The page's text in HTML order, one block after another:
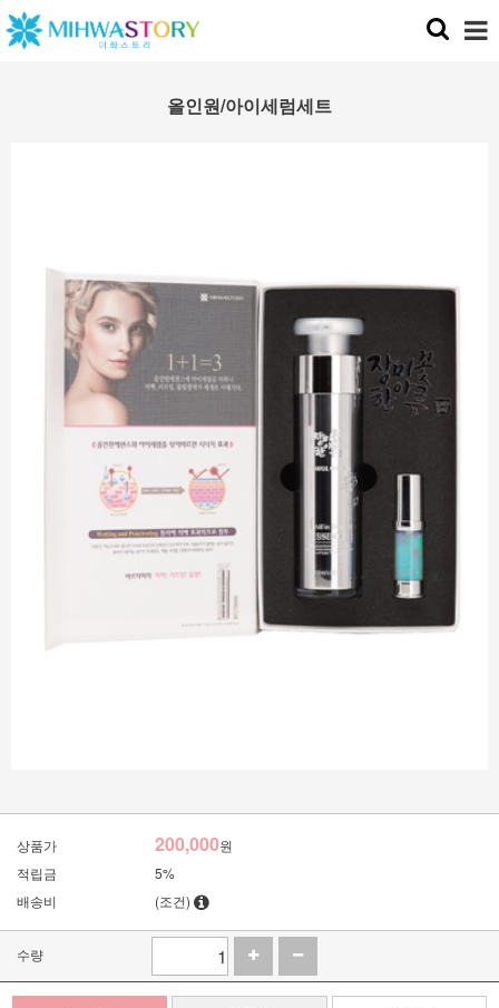
올인원/아이세럼세트
상품가 200,000원
적립금
5%
배송비
(조건)
수량